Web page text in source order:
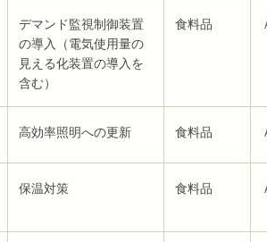
デマンド監視制御装置
の導入（電気使用量の
見える化装置の導入を
含む）
食料品
高効率照明への更新 食料品
保温対策 食料品